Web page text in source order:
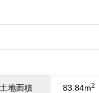
土地面積 83.84m2